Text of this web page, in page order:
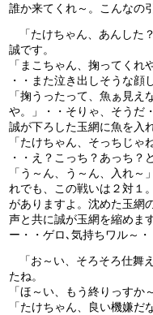
誰か来てくれ～。こんなの
「たけちゃん、あんし
誠です。
「まこちゃん、掬ってく
・・また泣き出しそうな顔
「掬うったって、魚ぁ見
や。」・・そりゃ、そうだ
誠が下ろした玉網に魚を入
「たけちゃん、そっちじ
・・え？こっち？あっち？
「う～ん、う～ん、入れ
れでも、この戦いは２対１
がありますよ。沈めた玉網
声と共に誠が玉網を縮めま
ー・・ゲロ､気持ちワル～・
「お～い、そろそろ仕
たね。
「ほ～い、もう終りっす
「たけちゃん、良い機嫌